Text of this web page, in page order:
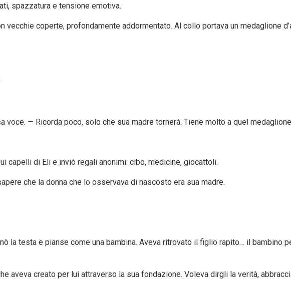
spazzatura e tensione emotiva.
vecchie coperte, profondamente addormentato. Al collo portava un medaglione
— Ricorda poco, solo che sua madre tornerà. Tiene molto a quel
capelli di Eli e inviò regali anonimi: cibo, medicine, giocattoli.
che la donna che lo osservava di nascosto era sua madre.
la testa e pianse come una bambina. Aveva ritrovato il figlio rapito… il bambino
aveva creato per lui attraverso la sua fondazione. Voleva dirgli la verità,